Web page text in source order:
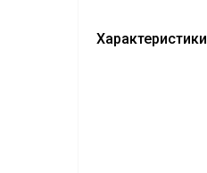
Характеристики